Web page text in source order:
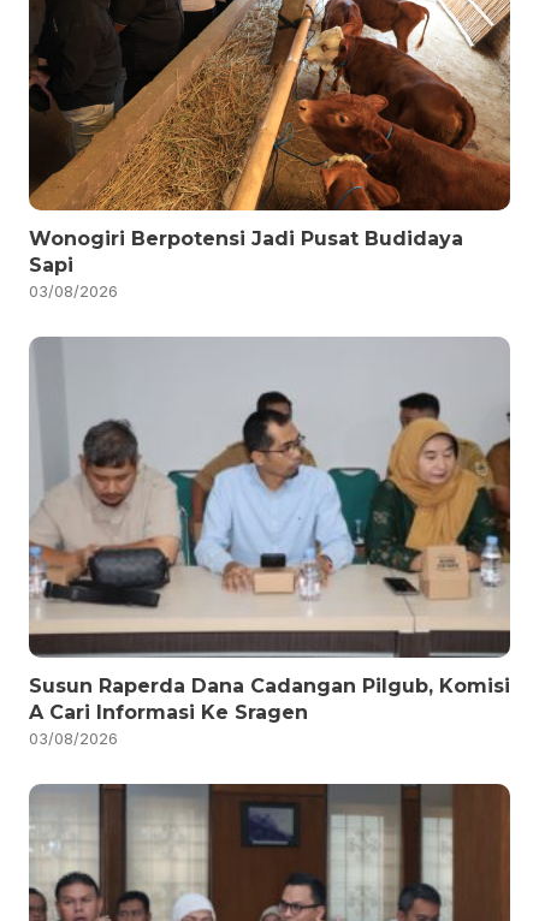
Wonogiri Berpotensi Jadi Pusat Budidaya
Sapi
03/08/2026
Susun Raperda Dana Cadangan Pilgub, Komisi
A Cari Informasi Ke Sragen
03/08/2026